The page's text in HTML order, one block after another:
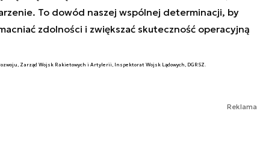
To dowód naszej wspólnej determinacji, by
zdolności i zwiększać skuteczność operacyjną
Zarząd Wojsk Rakietowych i Artylerii, Inspektorat Wojsk Lądowych, DGRSZ.
Reklama